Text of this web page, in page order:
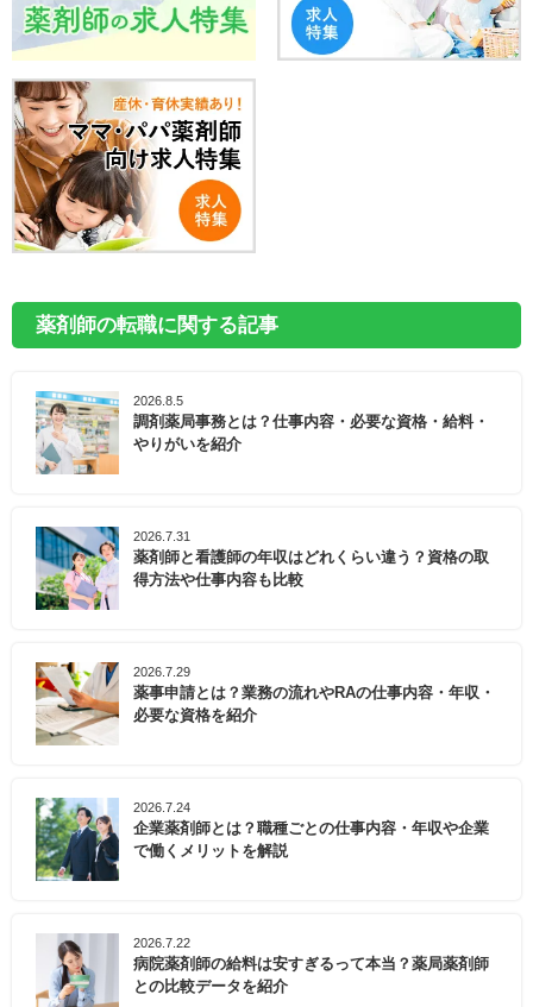
薬剤師の転職に関する記事
2026.8.5
調剤薬局事務とは？仕事内容・必要な資格・給料・
やりがいを紹介
2026.7.31
薬剤師と看護師の年収はどれくらい違う？資格の取
得方法や仕事内容も比較
2026.7.29
薬事申請とは？業務の流れやRAの仕事内容・年収・
必要な資格を紹介
2026.7.24
企業薬剤師とは？職種ごとの仕事内容・年収や企業
で働くメリットを解説
2026.7.22
病院薬剤師の給料は安すぎるって本当？薬局薬剤師
との比較データを紹介